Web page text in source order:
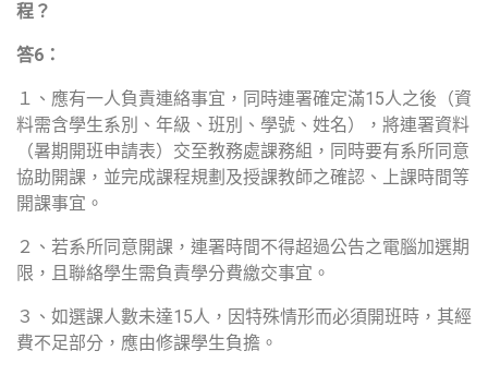
程？
答6 ：
１、應有一人負責連絡事宜，同時連署確定滿15人之後（資
料需含學生系別、年級、班別、學號、姓名），將連署資料
（暑期開班申請表）交至教務處課務組，同時要有系所同意
協助開課，並完成課程規劃及授課教師之確認、上課時間等
開課事宜。
２、若系所同意開課，連署時間不得超過公告之電腦加選期
限，且聯絡學生需負責學分費繳交事宜。
３、如選課人數未達15人，因特殊情形而必須開班時，其經
費不足部分，應由修課學生負擔。